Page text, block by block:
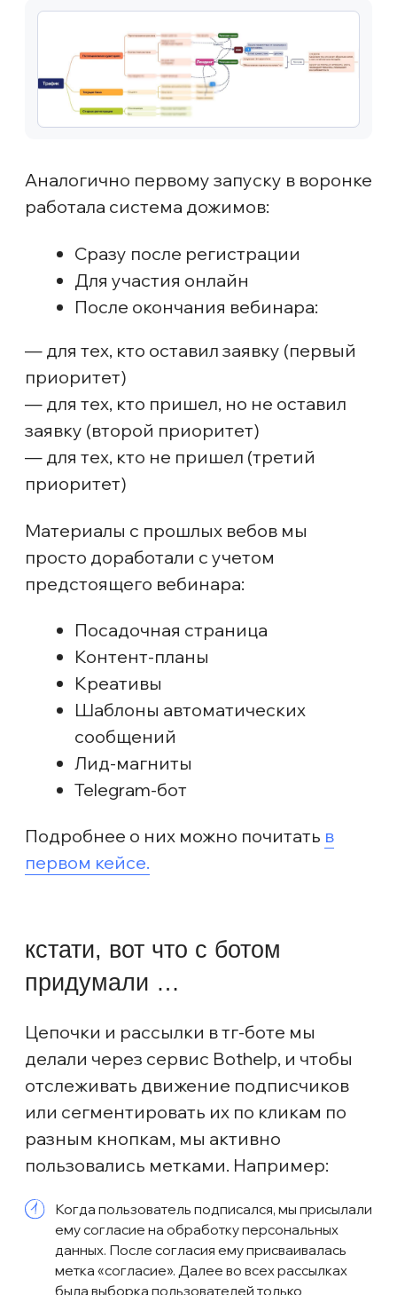
еще мы обновили e-mail-
Если в первом запуске
мы использовали автоматические
то к третьему запуску у нас уже была
почта на собственном домене
и аккаунт на Unisender.
Там мы сделали красивые письма
невостребованным — мы увидели, что
открываемость писем была где-то на уровне
5−7%, в итоге даже не стали включать его
в отчет и приняли решение больше
не использовать на этом проекте.
спойлер
регистрации
Из плана вы, скорее всего уже увидели,
Эклит
Яндекс.Директ
предыдущих вебинара
Для подписчиков маркетологи
Анастасии собрали контент-план,
недели до вебинара. По старой базе
также делали рассылки-приглашения
до вебинара. Доля тёплых регистраций
составила 51,2%
Количество регистраций по каналам
будет в конце раздела. Сейчас
разберем более интересные
направления — VK Ads и Яндекс